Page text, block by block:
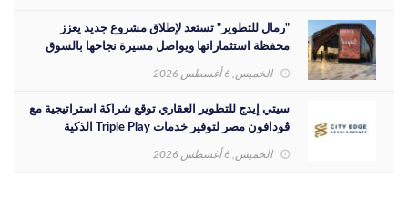
"رمال للتطوير" تستعد لإطلاق مشروع جديد يعزز
محفظة استثماراتها ويواصل مسيرة نجاحها بالسوق
الخميس, 6 أغسطس 2026
سيتي إيدج للتطوير العقاري توقع شراكة استراتيجية مع
ڤودافون مصر لتوفير خدمات Triple Play الذكية
بمشروع داون تاون بمدينة العلمين الجديدة
الخميس, 6 أغسطس 2026